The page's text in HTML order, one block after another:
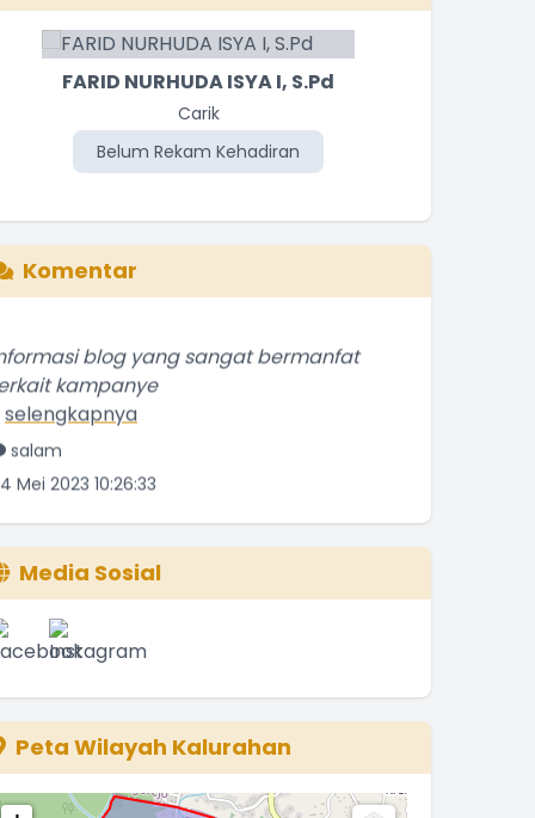
FARID NURHUDA ISYA I, S.Pd
Carik
Belum Rekam Kehadiran
Komentar
kampanye
selengkapnya
salam
Mei 2023 10:26:33
kenal. Saya Sumarsono . Dari
asal dari
selengkapnya
Mei 2021 18:52:53
Temanya bagus, ulasannya kurang detil
Tapi
selengkapnya
Yatin Suwarno
Mei 2021 03:56:56
Media Sosial
Peta Wilayah Kalurahan